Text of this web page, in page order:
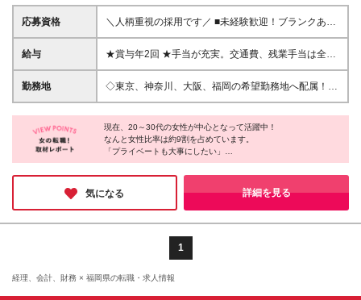
応募資格
＼人柄重視の採用です／ ■未経験歓迎！ブランクあり
OK、フリーターOK！ ■社会人経験のある方を募集！
年数・業界・業種・雇用形態は不問 ※高卒以上 ～こ
で、明るい対応ができる方 ＊チームワークを大切に
できる方 ＊人の役に立つ仕事をしたい方 ＊主体的な
給与
★賞与年2回 ★手当が充実。交通費、残業手当は全額
支給！ ◆東京：月給21万4000円～＋賞与年2回＋諸
手当 ◆大阪：月給20万5000円～＋賞与年2回＋諸手
～3カ月（待遇に差異はございません） ※時間外手当
（1分単位で支給） ＼キャリアアップが目指せます／
売上管理業務のスペシャリストとして活躍したり、
（女性管理職比率は40％以上！） ≪ステップイメー
ジ≫ ▼サブリーダー ▼リーダー ▼エリアリーダー
▼SV ※半期に1回人事考課面談あり ※月に1回ミーテ
務から経理サポートへのキャリアチェンジなど、ライ
フステージに応じたポジション変更も可能です
勤務地
◇東京、神奈川、大阪、福岡の希望勤務地へ配属！
◇駅近オフィスで通勤ラクラク♪ ◆イースト東京本社
東京都千代田区丸の内3-4-1 新国際ビル3階 ◆イース
ト水天宮オフィス 東京都中央区日本橋箱崎町27-2
渡菊第3ビル7F ◆イースト横浜オフィス 神奈川県横
浜市神奈川区鶴屋町3丁目29－1 第6安田ビル ◆イー
スト大阪オフィス 大阪府大阪市中央区道修町３丁目
１−６ K・シオノビル 3階 ◆イースト福岡オフィス
現在、20～30代の女性が中心となって活躍中！
なんと女性比率は約9割を占めています。
「プライベートも大事にしたい」
「仕事と家庭を両立したい」…
そんなあなたにピッタリの環境です♪
＊未経験でも正社員デビューOK！
＊残業ほぼナシでオフも充実◎
＊スキルアップも全力サポート！
結婚や出産などのライフイベントがあっても、
ずっと安心して働ける職場です！
気になる 詳細を見る
1
経理、会計、財務 × 福岡県の転職・求人情報